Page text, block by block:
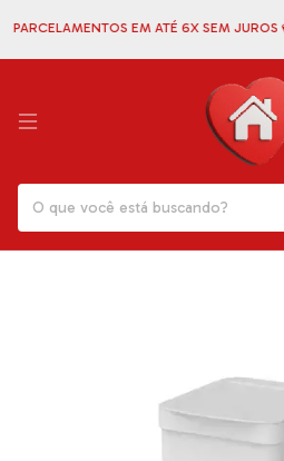
PARCELAMENTOS EM ATÉ 6X SEM JUROS 💳